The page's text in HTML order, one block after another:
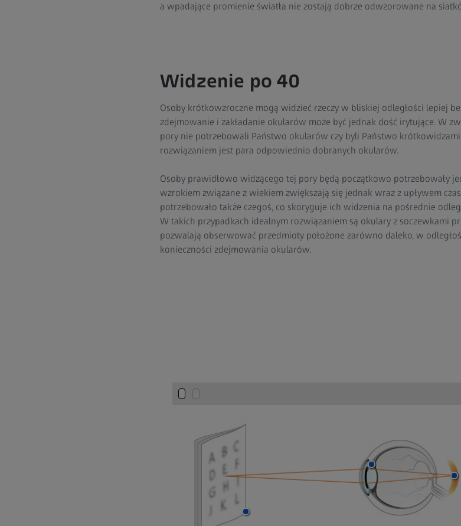
a wpadające promienie światła nie zostają dobrze odwzorowane na
Widzenie po 40
Osoby krótkowzroczne mogą widzieć rzeczy w bliskiej odległości lepiej
zdejmowanie i zakładanie okularów może być jednak dość irytujące. W
pory nie potrzebowali Państwo okularów czy byli Państwo
rozwiązaniem jest para odpowiednio dobranych okularów.
Osoby prawidłowo widzącego tej pory będą początkowo potrzebowały
wzrokiem związane z wiekiem zwiększają się jednak wraz z upływem
potrzebowało także czegoś, co skoryguje ich widzenia na pośrednie
W takich przypadkach idealnym rozwiązaniem są okulary z soczewkami
pozwalają obserwować przedmioty położone zarówno daleko, w
konieczności zdejmowania okularów.